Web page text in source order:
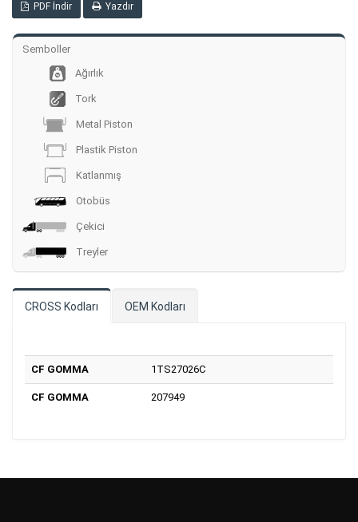
PDF İndir Yazdır
Semboller
Ağırlık
Tork
Metal Piston
Plastik Piston
Katlanmış
Otobüs
Çekici
Treyler
CROSS Kodları OEM Kodları
CF GOMMA 1TS27026C
CF GOMMA 207949